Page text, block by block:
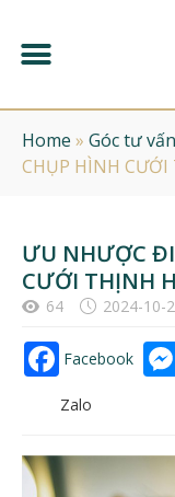
Home » Góc tư vấn
CHỤP HÌNH
ƯU NHƯỢC
CƯỚI THỊNH
64 2024-10-
Facebook
Zalo